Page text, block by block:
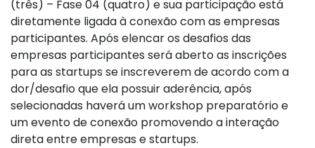
(três) – Fase 04 (quatro) e sua participação está
diretamente ligada à conexão com as empresas
participantes. Após elencar os desafios das
empresas participantes será aberto as inscrições
para as startups se inscreverem de acordo com a
dor/desafio que ela possuir aderência, após
selecionadas haverá um workshop preparatório e
um evento de conexão promovendo a interação
direta entre empresas e startups.